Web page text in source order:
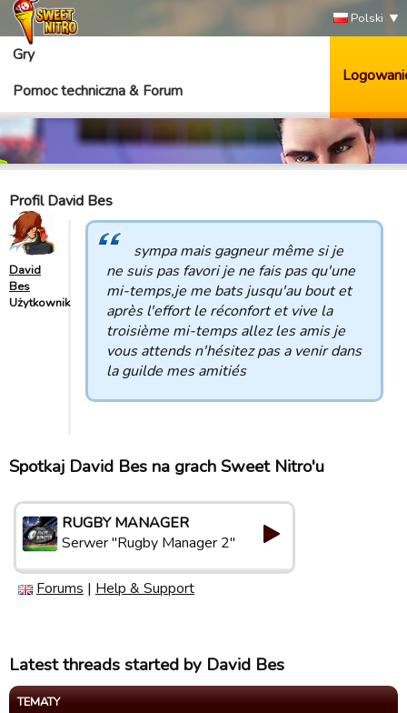
Polski
Gry
Pomoc techniczna & Forum
Profil David Bes
David
Bes
Użytkownik
sympa mais gagneur même si je
ne suis pas favori je ne fais pas qu'une
mi-temps,je me bats jusqu'au bout et
après l'effort le réconfort et vive la
troisième mi-temps allez les amis je
vous attends n'hésitez pas a venir dans
la guilde mes amitiés
Spotkaj David Bes na grach Sweet Nitro'u
RUGBY MANAGER
Serwer "Rugby Manager 2"
Forums | Help & Support
Latest threads started by David Bes
TEMATY